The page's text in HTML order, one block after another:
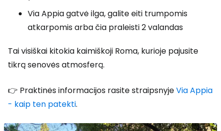
Via Appia gatvė ilga, galite eiti trumpomis
atkarpomis arba čia praleisti 2 valandas
Tai visiškai kitokia kaimiškoji Roma, kurioje pajusite
tikrą senovės atmosferą.
👉 Praktinės informacijos rasite straipsnyjeVia Appia
- kaip ten patekti.